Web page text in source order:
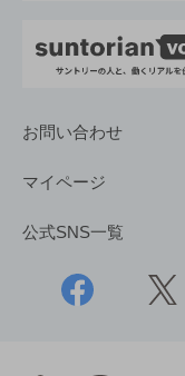
お問い合わせ
マイページ
公式SNS一覧